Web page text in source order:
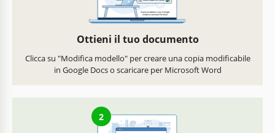
Ottieni il tuo documento
Clicca su "Modifica modello" per creare una copia modificabile
in Google Docs o scaricare per Microsoft Word
2